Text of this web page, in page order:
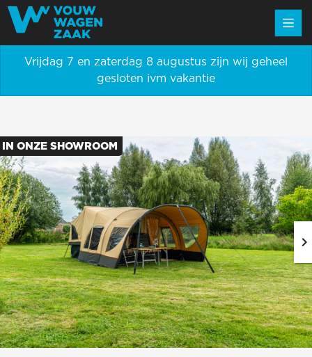
Vrijdag 7 en zaterdag 8 augustus zijn wij geheel
gesloten ivm vakantie
IN ONZE SHOWROOM